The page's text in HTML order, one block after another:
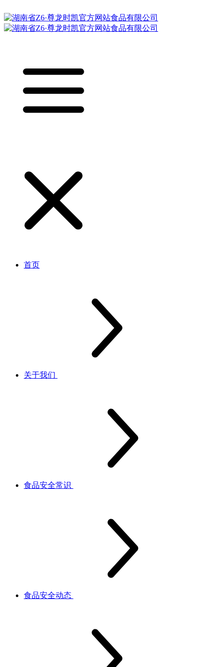
首页
关于我们
食品安全常识
食品安全动态